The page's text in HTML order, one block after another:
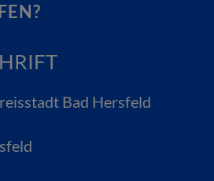
Bad Hersfeld